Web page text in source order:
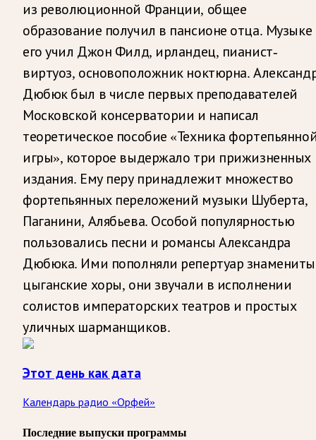
из революционной Франции, общее
образование получил в пансионе отца. Музыке
его учил Джон Филд, ирландец, пианист-
виртуоз, основоположник ноктюрна.
Дюбюк был в числе первых преподавателей
Московской консерватории и написал
теоретическое пособие «Техника
игры», которое выдержало три прижизненных
издания. Ему перу принадлежит множество
фортепьянных переложений музыки Шуберта,
Паганини, Алябьева. Особой популярностью
пользовались песни и романсы Александра
Дюбюка. Ими пополняли репертуар
цыганские хоры, они звучали в исполнении
солистов императорских театров и простых
уличных шарманщиков.
Этот день как дата
Календарь радио «Орфей»
Последние выпуски программы